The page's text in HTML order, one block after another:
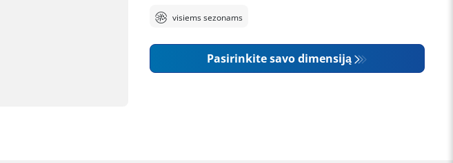
visiems sezonams
Pasirinkite savo dimensiją